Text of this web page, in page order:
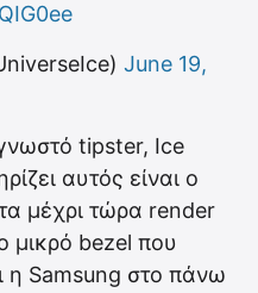
June 19,
tipster, Ice
αυτός είναι ο
μέχρι τώρα render
μικρό bezel που
η Samsung στο πάνω